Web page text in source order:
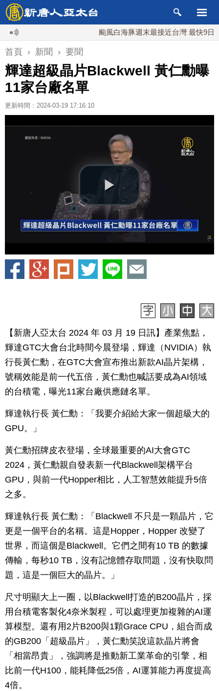
颱風白海豚週末最接近台灣 最快9日可能登
首頁 › 新聞 › 要聞
輝達超級晶片Blackwell 黃仁勳曝
11家台廠名單
更新時間：2024-03-19 17:16:10
【新唐人亞太台 2024 年 03 月 19 日訊】產業焦點，
輝達GTC大會台北時間今晨登場，輝達（NVIDIA）執
行長黃仁勳，在GTC大會宣布推出新款AI晶片架構，
號稱效能是前一代五倍，黃仁勳也喊話要成為AI領域
的台積電，曝光11家台廠供應鏈名單。
輝達執行長 黃仁勳：「我要介紹給大家一個超級大的
GPU。」
黃仁勳招牌皮衣登場，全球最重要的AI大會GTC
2024，黃仁勳親自發表新一代Blackwell架構平台
GPU，與前一代Hopper相比，人工智慧效能提升5倍
之多。
輝達執行長 黃仁勳：「Blackwell 不只是一顆晶片，它
更是一個平台的名稱。這是Hopper，Hopper 改變了
世界，而這個是Blackwell。它們之間有10 TB 的數據
傳輸，每秒10 TB，沒有記憶體存取問題，沒有快取問
題，這是一個巨大的晶片。」
尺寸明顯大上一圈，以Blackwell打造的B200晶片，採
用台積電客製化4奈米製程，可以處理更加複雜的AI運
算模型。還有用2片B200與1顆Grace CPU，組合而成
的GB200「超級晶片」，黃仁勳笑說這款晶片將會
「相當昂貴」，強調將是推動新工業革命的引擎，相
比前一代H100，能耗降低25倍，AI運算能力再度提高
4倍。